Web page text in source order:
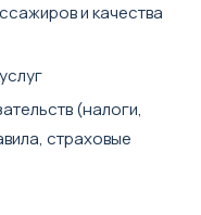
и качества
(налоги,
страховые